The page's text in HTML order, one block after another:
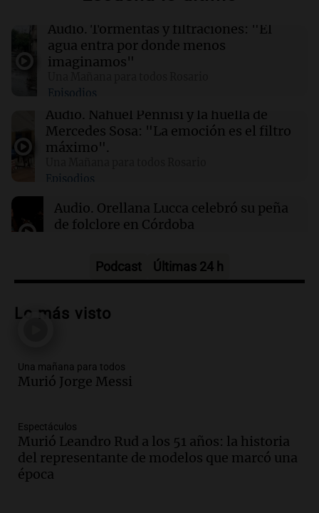
21:28 Fútbol
Instituto busca ganarle de local a Gimnasia de
Mendoza para coronar el festejo por sus 108
años
21:28 Deportes
Lionel Messi llega al Cementerio El Prado para
despedir a su padre
21:22 Mundo
Veranos secos y calurosos amenazan diques
de los Países Bajos y comercio fluvial en
Alemania
Audio. Tormentas y filtraciones: "El
agua entra por donde menos
imaginamos"
Episodios
Audio. Nahuel Pennisi y la huella de
Mercedes Sosa: "La emoción es el filtro
máximo".
Episodios
Audio. Orellana Lucca celebró su peña
de folclore en Córdoba
Audio.Trágico accidente en Mendoza:
vehículos desde un puente
Audio.Tragedia en Mendoza: un muerto
y cinco heridos tras caer dos autos desde
Episodios
Audio.Messi llegará esta noche a
Rosario para acompañar a su familia
Podcast Últimas 24 h
Lo más visto
Una mañana para todos
Murió Jorge Messi
Espectáculos
Murió Leandro Rud a los 51 años: la historia
del representante de modelos que marcó una
época